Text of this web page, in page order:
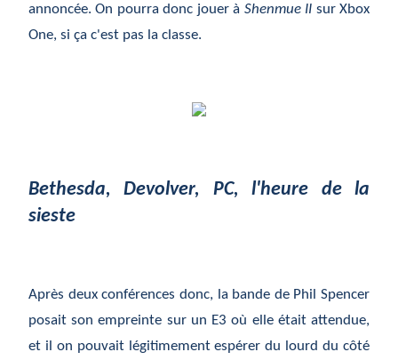
annoncée. On pourra donc jouer à Shenmue II sur Xbox
One, si ça c'est pas la classe.
Bethesda, Devolver, PC, l'heure de la
sieste
Après deux conférences donc, la bande de Phil Spencer
posait son empreinte sur un E3 où elle était attendue,
et il on pouvait légitimement espérer du lourd du côté